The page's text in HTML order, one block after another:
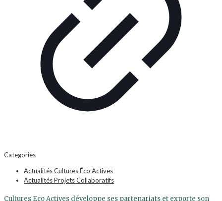
Categories
Actualités Cultures Éco Actives
Actualités Projets Collaboratifs
Cultures Eco Actives développe ses partenariats et exporte son